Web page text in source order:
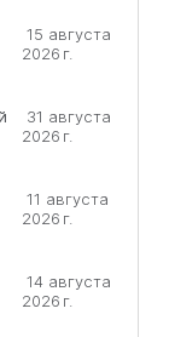
15 августа
2026 г.
31 августа
2026 г.
11 августа
2026 г.
14 августа
2026 г.